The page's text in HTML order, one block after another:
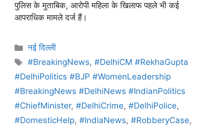
पुलिस के मुताबिक, आरोपी महिला के खिलाफ पहले भी कई
आपराधिक मामले दर्ज हैं।
नई दिल्ली
#BreakingNews,#DelhiCM #RekhaGupta
#DelhiPolitics #BJP #WomenLeadership
#BreakingNews #DelhiNews #IndianPolitics
#ChiefMinister, #DelhiCrime, #DelhiPolice,
#DomesticHelp, #IndiaNews, #RobberyCase,